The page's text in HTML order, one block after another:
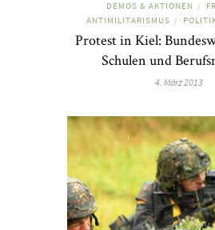
DEMOS & AKTIONEN /
ANTIMILITARISMUS /
Protest in Kiel:
Schulen und
4. März 2013